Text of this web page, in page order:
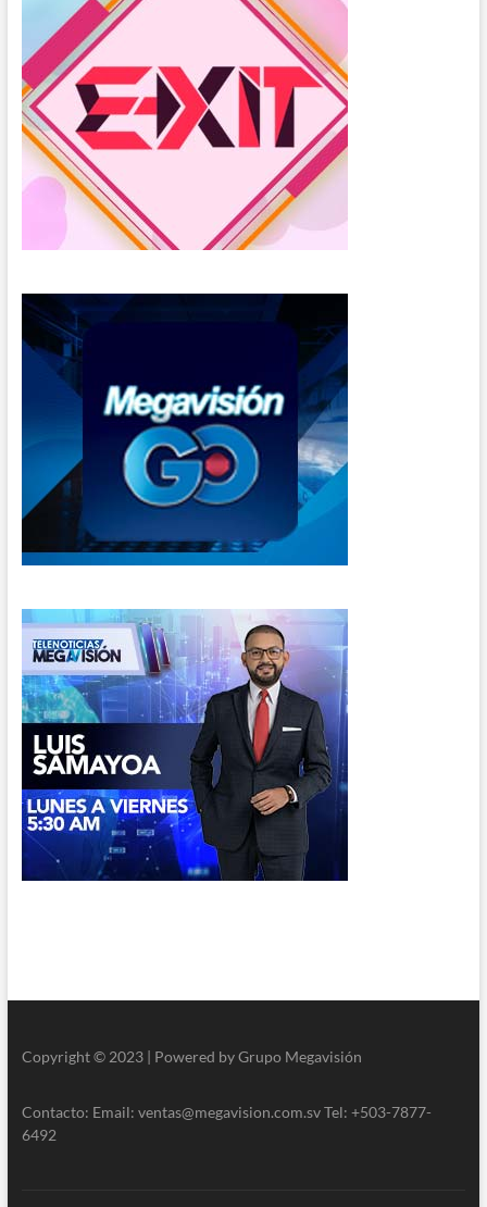
Copyright © 2023 | Powered by Grupo Megavisión
Contacto: Email: ventas@megavision.com.sv Tel: +503-7877-
6492